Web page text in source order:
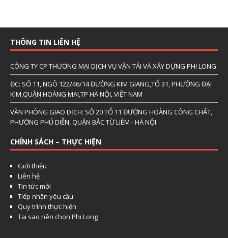
THÔNG TIN LIÊN HỆ
CÔNG TY CP THƯƠNG MẠI DỊCH VỤ VẬN TẢI VÀ XÂY DỰNG PHI LONG
ĐC: SỐ 11, NGÕ 122/46/14 ĐƯỜNG KIM GIANG,TỔ 31, PHƯỜNG ĐẠI
KIM,QUẬN HOÀNG MAI,TP HÀ NỘI, VIỆT NAM
VĂN PHÒNG GIAO DỊCH: SỐ 20 TỔ 11 ĐƯỜNG HOÀNG CÔNG CHẤT,
PHƯỜNG PHÚ DIỄN, QUẬN BẮC TỪ LIÊM - HÀ NỘI
CHÍNH SÁCH – THỰC HIỆN
Giới thiệu
Liên hệ
Tin tức mới
Tiếp nhận yêu cầu
Quy trình thực hiện
Tại sao nên chọn Phi Long